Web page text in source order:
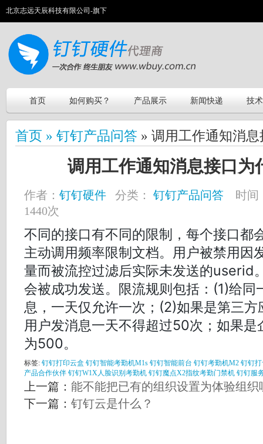
北京志远天辰科技有限公司-旗下
首页 如何购买？ 产品展示 新闻快递 技
首页 » 钉钉产品问答 » 调用工作通知消
调用工作通知消息接口为
作者： 钉钉硬件 分类： 钉钉产品问答
时间
1440次
不同的接口有不同的限制，每个接口都
主动调用频率限制文档。用户被禁用因
量而被流控过滤后实际未发送的userid
会被成功发送。限流规则包括：(1)给同
息，一天仅允许一次；(2)如果是第三
用户发消息一天不得超过50次；如果
为500。
标签: 钉钉打印云盒 钉钉智能考勤机M1s 钉钉智能前台 钉钉考勤机M2 钉钉
产品合作伙伴 钉钉W1X人脸识别考勤机 钉钉魔点X2指纹考勤门禁机 钉钉服
上一篇： 能不能把已有的组织设置为体验组织
下一篇： 钉钉云是什么？